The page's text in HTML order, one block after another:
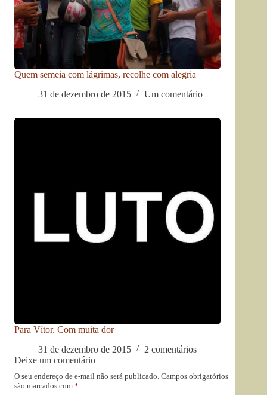
Quem semeia com lágrimas, recolhe com alegria
31 de dezembro de 2015
Um comentário
Para Vítor. Com muita dor
31 de dezembro de 2015
2 comentários
Deixe um comentário
O seu endereço de e-mail não será publicado. Campos obrigatórios
são marcados com *